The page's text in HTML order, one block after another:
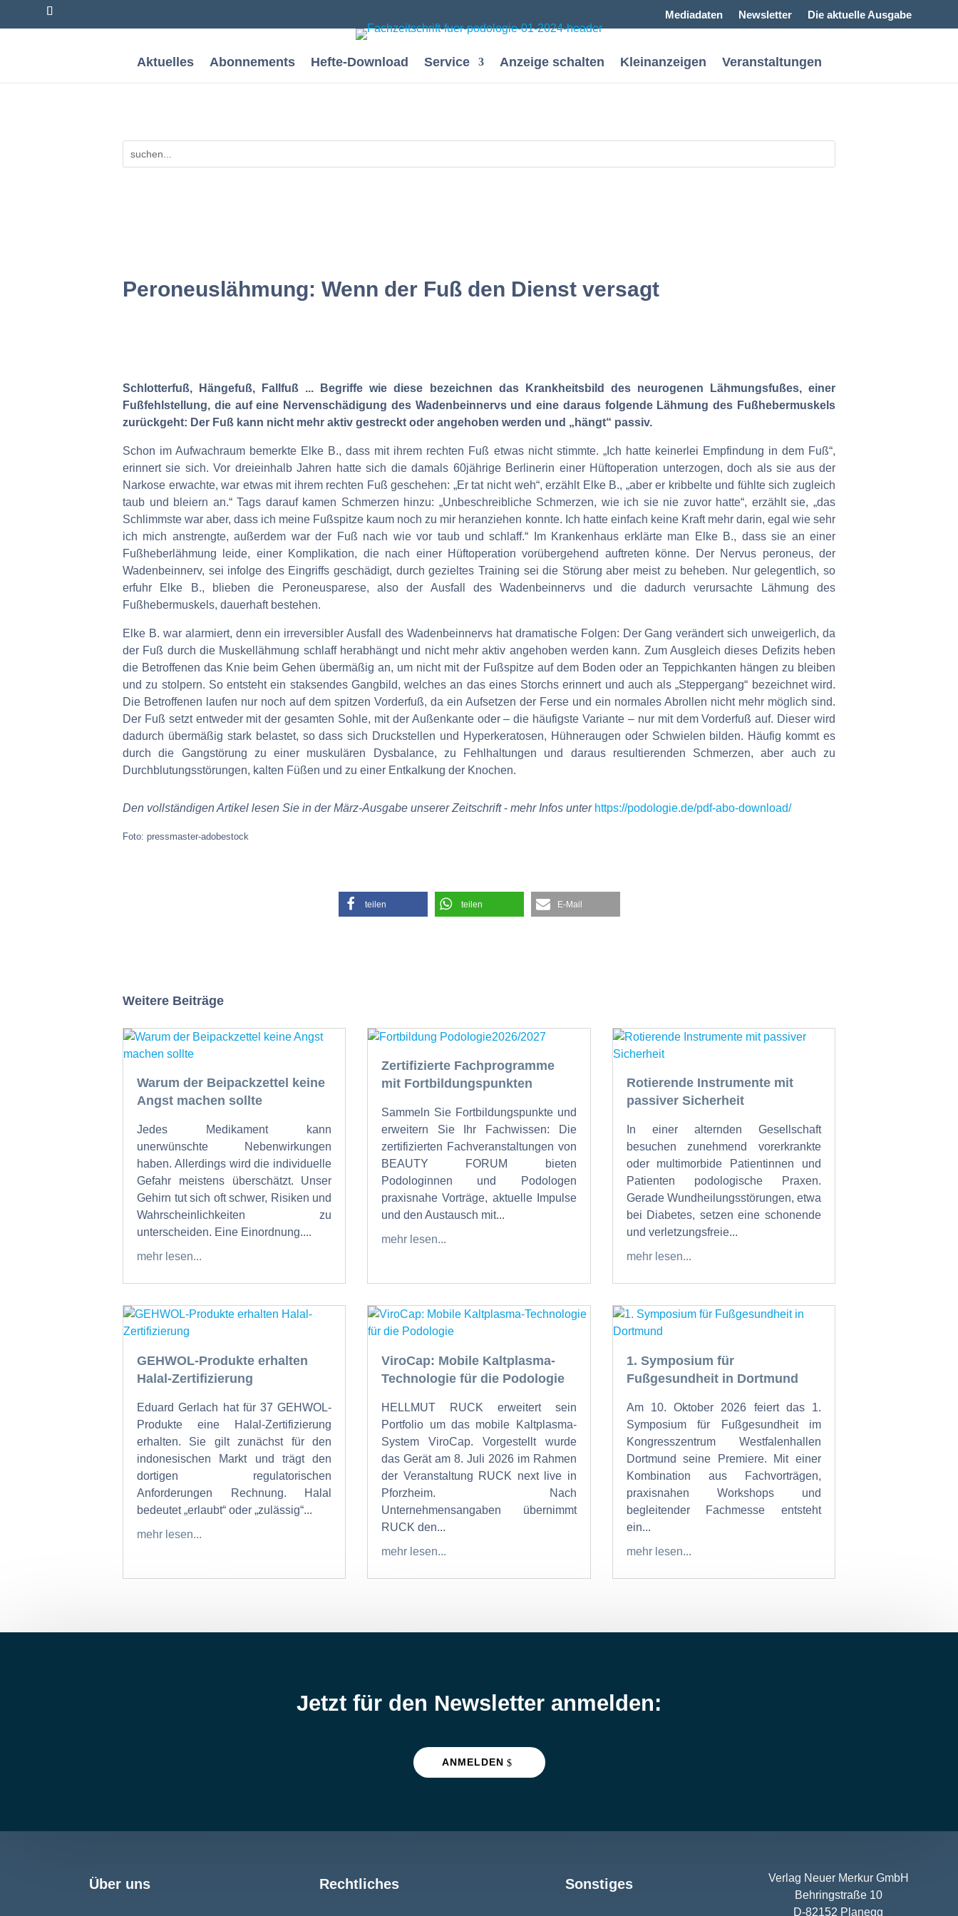
Mediadaten Newsletter Die aktuelle Ausgabe
Aktuelles Abonnements Hefte-Download Service Anzeige schalten Kleinanzeigen Veranstaltungen
Peroneuslähmung: Wenn der Fuß den Dienst versagt
Schlotterfuß, Hängefuß, Fallfuß ... Begriffe wie diese bezeichnen das Krankheitsbild des neurogenen Lähmungsfußes, einer
Fußfehlstellung, die auf eine Nervenschädigung des Wadenbeinnervs und eine daraus folgende Lähmung des Fußhebermuskels
zurückgeht: Der Fuß kann nicht mehr aktiv gestreckt oder angehoben werden und „hängt“ passiv.
Schon im Aufwachraum bemerkte Elke B., dass mit ihrem rechten Fuß etwas nicht stimmte. „Ich hatte keinerlei Empfindung in dem Fuß“,
erinnert sie sich. Vor dreieinhalb Jahren hatte sich die damals 60jährige Berlinerin einer Hüftoperation unterzogen, doch als sie aus der
Narkose erwachte, war etwas mit ihrem rechten Fuß geschehen: „Er tat nicht weh“, erzählt Elke B., „aber er kribbelte und fühlte sich zugleich
taub und bleiern an.“ Tags darauf kamen Schmerzen hinzu: „Unbeschreibliche Schmerzen, wie ich sie nie zuvor hatte“, erzählt sie, „das
Schlimmste war aber, dass ich meine Fußspitze kaum noch zu mir heranziehen konnte. Ich hatte einfach keine Kraft mehr darin, egal wie sehr
ich mich anstrengte, außerdem war der Fuß nach wie vor taub und schlaff.“ Im Krankenhaus erklärte man Elke B., dass sie an einer
Fußheberlähmung leide, einer Komplikation, die nach einer Hüftoperation vorübergehend auftreten könne. Der Nervus peroneus, der
Wadenbeinnerv, sei infolge des Eingriffs geschädigt, durch gezieltes Training sei die Störung aber meist zu beheben. Nur gelegentlich, so
erfuhr Elke B., blieben die Peroneusparese, also der Ausfall des Wadenbeinnervs und die dadurch verursachte Lähmung des
Fußhebermuskels, dauerhaft bestehen.
Elke B. war alarmiert, denn ein irreversibler Ausfall des Wadenbeinnervs hat dramatische Folgen: Der Gang verändert sich unweigerlich, da
der Fuß durch die Muskellähmung schlaff herabhängt und nicht mehr aktiv angehoben werden kann. Zum Ausgleich dieses Defizits heben
die Betroffenen das Knie beim Gehen übermäßig an, um nicht mit der Fußspitze auf dem Boden oder an Teppichkanten hängen zu bleiben
und zu stolpern. So entsteht ein staksendes Gangbild, welches an das eines Storchs erinnert und auch als „Steppergang“ bezeichnet wird.
Die Betroffenen laufen nur noch auf dem spitzen Vorderfuß, da ein Aufsetzen der Ferse und ein normales Abrollen nicht mehr möglich sind.
Der Fuß setzt entweder mit der gesamten Sohle, mit der Außenkante oder – die häufigste Variante – nur mit dem Vorderfuß auf. Dieser wird
dadurch übermäßig stark belastet, so dass sich Druckstellen und Hyperkeratosen, Hühneraugen oder Schwielen bilden. Häufig kommt es
durch die Gangstörung zu einer muskulären Dysbalance, zu Fehlhaltungen und daraus resultierenden Schmerzen, aber auch zu
Durchblutungsstörungen, kalten Füßen und zu einer Entkalkung der Knochen.
Den vollständigen Artikel lesen Sie in der März-Ausgabe unserer Zeitschrift- mehr Infos unter https://podologie.de/pdf-abo-download/
Foto: pressmaster-adobestock
teilen teilen E-Mail
Weitere Beiträge
Warum der Beipackzettel keine
Angst machen sollte
Jedes Medikament kann
unerwünschte Nebenwirkungen
haben. Allerdings wird die individuelle
Gefahr meistens überschätzt. Unser
Gehirn tut sich oft schwer, Risiken und
Wahrscheinlichkeiten zu
unterscheiden. Eine Einordnung....
mehr lesen...
Zertifizierte Fachprogramme
mit Fortbildungspunkten
Sammeln Sie Fortbildungspunkte und
erweitern Sie Ihr Fachwissen: Die
zertifizierten Fachveranstaltungen von
BEAUTY FORUM bieten
Podologinnen und Podologen
praxisnahe Vorträge, aktuelle Impulse
und den Austausch mit...
mehr lesen...
Rotierende Instrumente mit
passiver Sicherheit
In einer alternden Gesellschaft
besuchen zunehmend vorerkrankte
oder multimorbide Patientinnen und
Patienten podologische Praxen.
Gerade Wundheilungsstörungen, etwa
bei Diabetes, setzen eine schonende
und verletzungsfreie...
mehr lesen...
GEHWOL-Produkte erhalten
Halal-Zertifizierung
Eduard Gerlach hat für 37 GEHWOL-
Produkte eine Halal-Zertifizierung
erhalten. Sie gilt zunächst für den
indonesischen Markt und trägt den
dortigen regulatorischen
Anforderungen Rechnung. Halal
bedeutet „erlaubt“ oder „zulässig“...
mehr lesen...
ViroCap: Mobile Kaltplasma-
Technologie für die Podologie
HELLMUT RUCK erweitert sein
Portfolio um das mobile Kaltplasma-
System ViroCap. Vorgestellt wurde
das Gerät am 8. Juli 2026 im Rahmen
der Veranstaltung RUCK next live in
Pforzheim. Nach
Unternehmensangaben übernimmt
RUCK den...
mehr lesen...
1. Symposium für
Fußgesundheit in Dortmund
Am 10. Oktober 2026 feiert das 1.
Symposium für Fußgesundheit im
Kongresszentrum Westfalenhallen
Dortmund seine Premiere. Mit einer
Kombination aus Fachvorträgen,
praxisnahen Workshops und
begleitender Fachmesse entsteht
ein...
mehr lesen...
Jetzt für den Newsletter anmelden:
ANMELDEN
Über uns Rechtliches Sonstiges
Verlag Neuer Merkur GmbH
Behringstraße 10
D-82152 Planegg